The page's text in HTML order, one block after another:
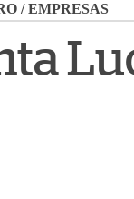
/EMPRESAS